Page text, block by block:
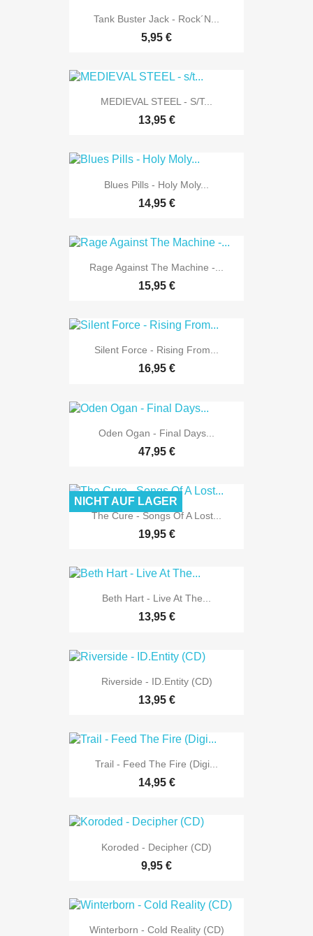
Tank Buster Jack - Rock´n...
5,95 €
MEDIEVAL STEEL - S/t...
13,95 €
Blues Pills - Holy Moly...
14,95 €
Rage Against The Machine -...
15,95 €
Silent Force - Rising From...
16,95 €
Oden Ogan - Final Days...
47,95 €
The Cure - Songs Of A Lost...
19,95 €
NICHT AUF LAGER
Beth Hart - Live At The...
13,95 €
Riverside - ID.Entity (CD)
13,95 €
Trail - Feed The Fire (Digi...
14,95 €
Koroded - Decipher (CD)
9,95 €
Winterborn - Cold Reality (CD)